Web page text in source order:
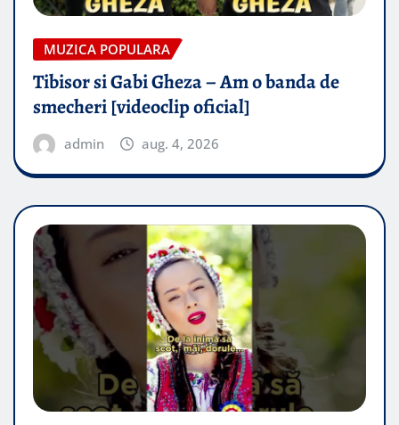
MUZICA POPULARA
Tibisor si Gabi Gheza – Am o banda de
smecheri [videoclip oficial]
admin aug. 4, 2026